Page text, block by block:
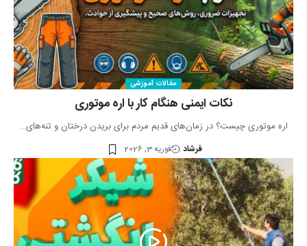
مقالات آموزشی
نکات ایمنی هنگام کار با اره موتوری
اره موتوری چیست؟ در زمان‌های قدیم مردم برای بریدن درختان و تنه‌های…
فرشاد فوریه 3, 2026